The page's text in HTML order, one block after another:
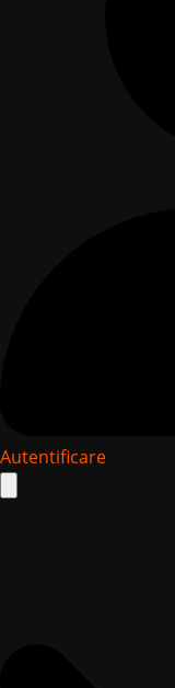
Autentificare